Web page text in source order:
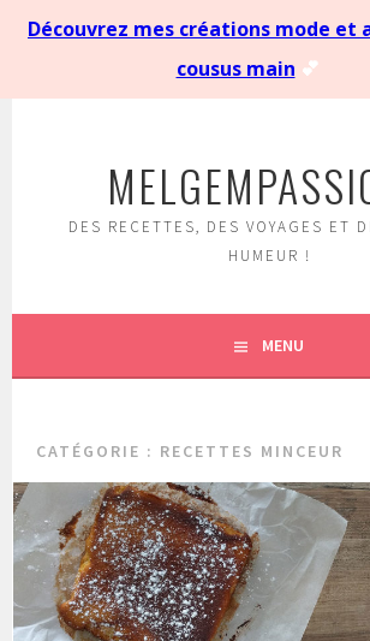
DES RECETTES, DES VOYAGES ET
HUMEUR !
MENU
CATÉGORIE : RECETTES MINCEUR